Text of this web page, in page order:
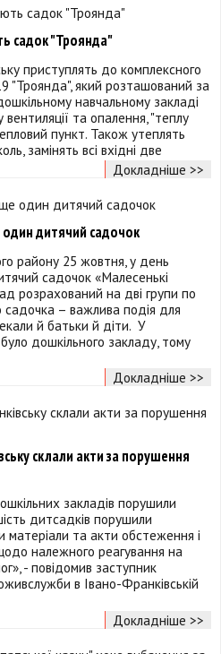
садок "Троянда"
приступлять до комплексного
"Троянда", який розташований за
навчальному закладі
та опалення, "теплу
пункт. Також утеплять
замінять всі вхідні две
Докладніше >>
дитячий садочок
району 25 жовтня, у день
садочок «Малесенькі
розрахований на дві групи по
садочка – важлива подія для
й батьки й діти. У
дошкільного закладу, тому
Докладніше >>
склали акти за порушення
закладів порушили
дитсадків порушили
матеріали та акти обстеження і
належного реагування на
- повідомив заступник
в Івано-Франківській
Докладніше >>